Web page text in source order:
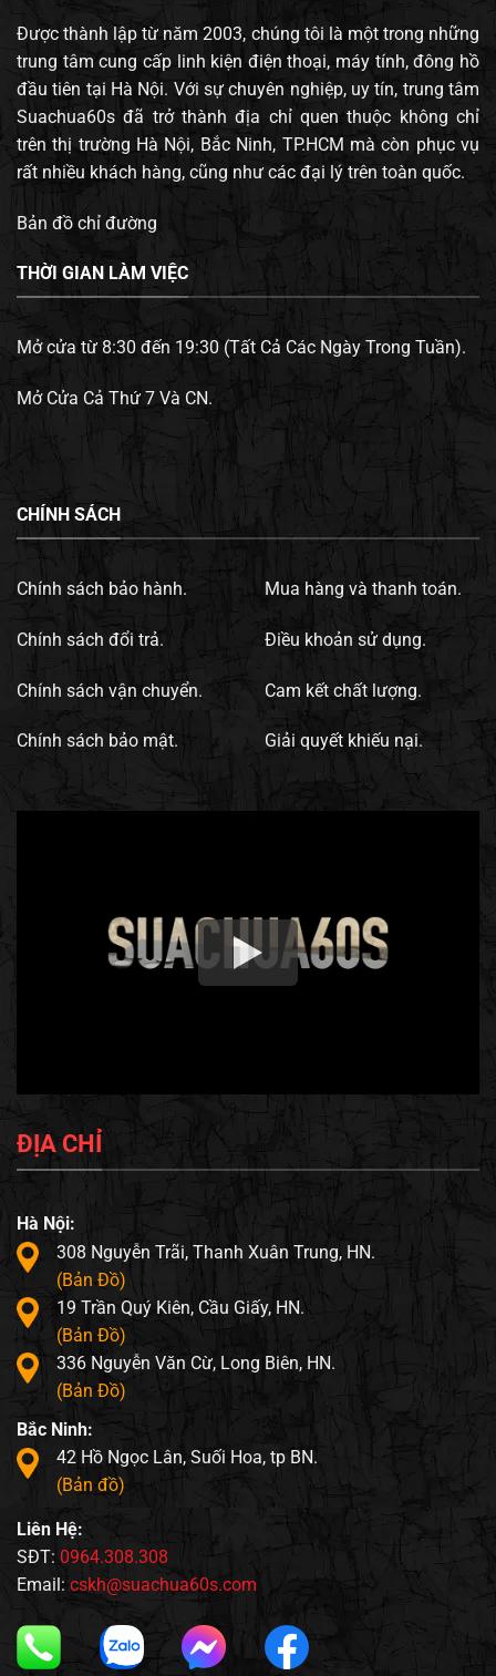
Được thành lập từ năm 2003, chúng tôi là một trong những
trung tâm cung cấp linh kiện điện thoại, máy tính, đông hồ
đầu tiên tại Hà Nội. Với sự chuyên nghiệp, uy tín, trung tâm
Suachua60s đã trở thành địa chỉ quen thuộc không chỉ
trên thị trường Hà Nội, Bắc Ninh, TP.HCM mà còn phục vụ
rất nhiều khách hàng, cũng như các đại lý trên toàn quốc.
Bản đồ chỉ đường
THỜI GIAN LÀM VIỆC
Mở cửa từ 8:30 đến 19:30 (Tất Cả Các Ngày Trong Tuần).
Mở Cửa Cả Thứ 7 Và CN.
CHÍNH SÁCH
Chính sách bảo hành.
Chính sách đổi trả.
Chính sách vận chuyển.
Chính sách bảo mật.
Mua hàng và thanh toán.
Điều khoản sử dụng.
Cam kết chất lượng.
Giải quyết khiếu nại.
ĐỊA CHỈ
Hà Nội:
308 Nguyễn Trãi, Thanh Xuân Trung, HN.
(Bản Đồ)
19 Trần Quý Kiên, Cầu Giấy, HN.
(Bản Đồ)
336 Nguyễn Văn Cừ, Long Biên, HN.
(Bản Đồ)
Bắc Ninh:
42 Hồ Ngọc Lân, Suối Hoa, tp BN.
(Bản đồ)
Liên Hệ:
SĐT: 0964.308.308
Email: cskh@suachua60s.com